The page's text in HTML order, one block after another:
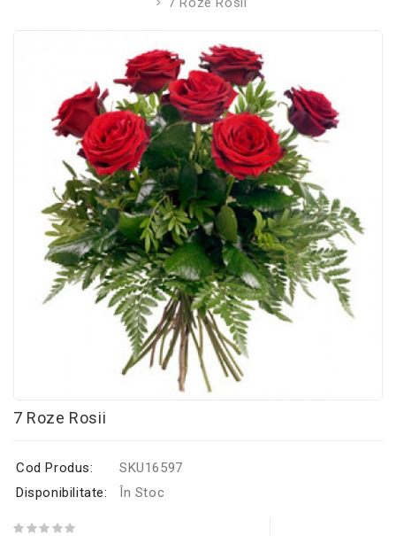
7 Roze Rosii
Cod Produs:
SKU16597
Disponibilitate:
În Stoc